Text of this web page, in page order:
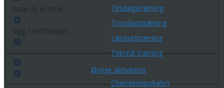
Tirsdagstræning
Torsdagstræning
Lørdagstræning
Teknisk træning
Øvrige aktiviteter
Championpokalen